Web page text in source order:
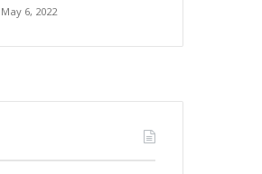
May 6, 2022